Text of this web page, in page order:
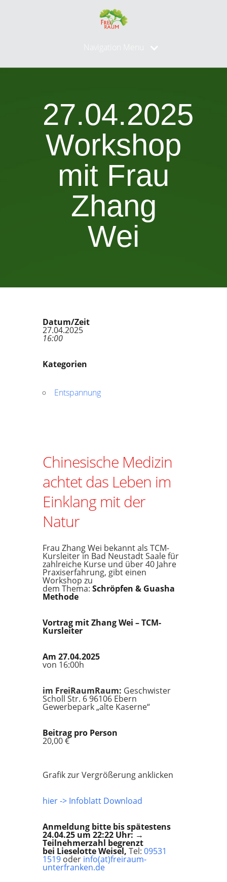
Navigation Menu
27.04.2025
Workshop
mit Frau
Zhang
Wei
Datum/Zeit
27.04.2025
16:00
Kategorien
Entspannung
Chinesische Medizin
achtet das Leben im
Einklang mit der
Natur
Frau Zhang Wei bekannt als TCM-
Kursleiter in Bad Neustadt Saale für
zahlreiche Kurse und über 40 Jahre
Praxiserfahrung, gibt einen
Workshop zu
dem Thema: Schröpfen & Guasha
Methode
Vortrag mit Zhang Wei – TCM-
Kursleiter
Am 27.04.2025
von 16:00h
im FreiRaumRaum: Geschwister
Scholl Str. 6 96106 Ebern
Gewerbepark „alte Kaserne“
Beitrag pro Person
20,00 €
Grafik zur Vergrößerung anklicken
hier -> Infoblatt Download
Anmeldung bitte bis spätestens
24.04.25 um 22:22 Uhr: →
Teilnehmerzahl begrenzt
bei Lieselotte Weisel, Tel: 09531
1519 oder info(at)freiraum-
unterfranken.de